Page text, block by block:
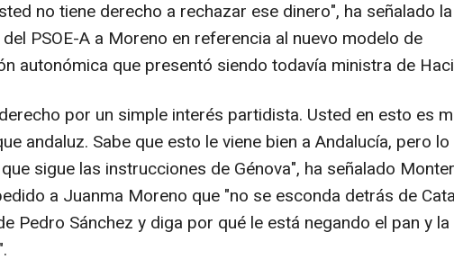
no tiene derecho a rechazar ese dinero", ha señalado la
PSOE-A a Moreno en referencia al nuevo modelo de
autonómica que presentó siendo todavía ministra de
por un simple interés partidista. Usted en esto es
andaluz. Sabe que esto le viene bien a Andalucía, pero
sigue las instrucciones de Génova", ha señalado
a Juanma Moreno que "no se esconda detrás de
Pedro Sánchez y diga por qué le está negando el pan y la